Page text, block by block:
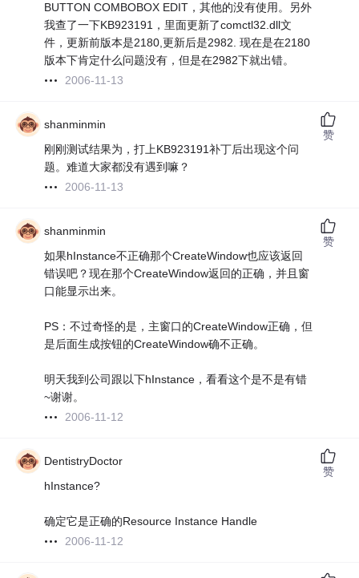
BUTTON COMBOBOX EDIT，其他的没有使用。另外
我查了一下KB923191，里面更新了comctl32.dll文
件，更新前版本是2180,更新后是2982. 现在是在2180
版本下肯定什么问题没有，但是在2982下就出错。
2006-11-13
shanminmin
刚刚测试结果为，打上KB923191补丁后出现这个问
题。难道大家都没有遇到嘛？
2006-11-13
赞
shanminmin
如果hInstance不正确那个CreateWindow也应该返回
错误吧？现在那个CreateWindow返回的正确，并且窗
口能显示出来。
PS：不过奇怪的是，主窗口的CreateWindow正确，但
是后面生成按钮的CreateWindow确不正确。
明天我到公司跟以下hInstance，看看这个是不是有错
~谢谢。
2006-11-12
赞
DentistryDoctor
hInstance?
确定它是正确的Resource Instance Handle
2006-11-12
赞